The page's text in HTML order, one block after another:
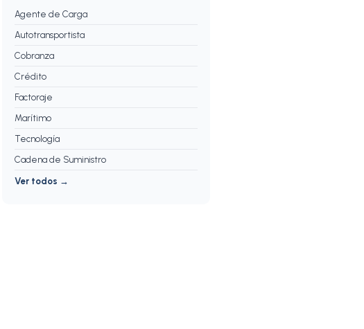
Agente de Carga
Autotransportista
Cobranza
Crédito
Factoraje
Marítimo
Tecnología
Cadena de Suministro
Ver todos →